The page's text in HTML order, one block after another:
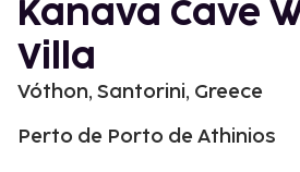
Kanava Cave
Villa
Vóthon, Santorini, Greece
Perto de Porto de Athinios